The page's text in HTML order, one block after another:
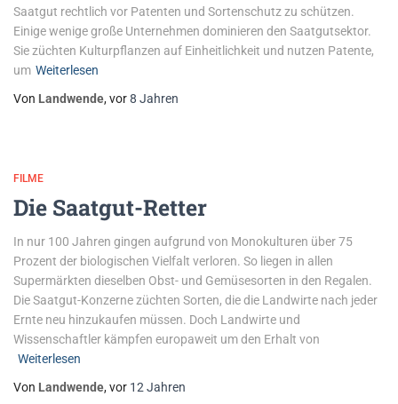
Saatgut rechtlich vor Patenten und Sortenschutz zu schützen.
Einige wenige große Unternehmen dominieren den Saatgutsektor.
Sie züchten Kulturpflanzen auf Einheitlichkeit und nutzen Patente,
um Weiterlesen
Von Landwende, vor8 Jahren
FILME
Die Saatgut-Retter
In nur 100 Jahren gingen aufgrund von Monokulturen über 75
Prozent der biologischen Vielfalt verloren. So liegen in allen
Supermärkten dieselben Obst- und Gemüsesorten in den Regalen.
Die Saatgut-Konzerne züchten Sorten, die die Landwirte nach jeder
Ernte neu hinzukaufen müssen. Doch Landwirte und
Wissenschaftler kämpfen europaweit um den Erhalt von
Weiterlesen
Von Landwende, vor 12 Jahren